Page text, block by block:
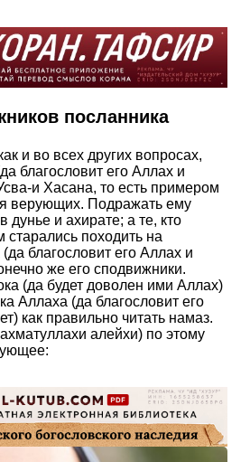
посланника
и во всех других вопросах,
благословит его Аллах и
и Хасана, то есть примером
верующих. Подражать ему
дунье и ахирате; а те, кто
походить на
благословит его Аллах и
же его сподвижники.
(да будет доволен ими Аллах)
Аллаха (да благословит его
как правильно читать намаз.
алейхи) по этому